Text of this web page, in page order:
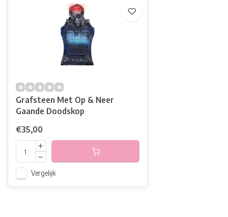
Grafsteen Met Op & Neer
Gaande Doodskop
€35,00
Vergelijk